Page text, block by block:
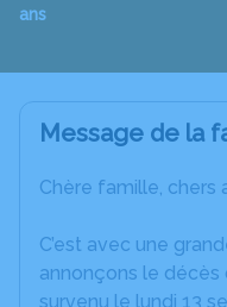
ans
Message de la
Chère famille, chers
C’est avec une
annonçons le décès
survenu le lundi 13